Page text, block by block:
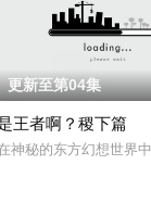
了一系列奇遇后名
更新至第04集
王者啊？稷下篇
神秘的东方幻想世界